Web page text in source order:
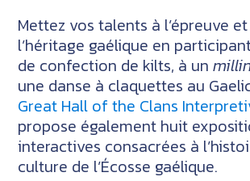
Mettez vos talents à l’épreuve
l’héritage gaélique en
de confection de kilts, à un
une danse à claquettes au
Great Hall of the Clans
propose également huit
interactives consacrées à
culture de l’Écosse gaélique.